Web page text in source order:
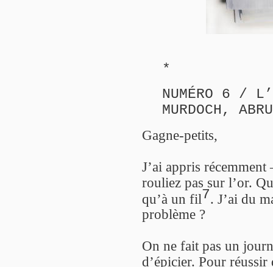
*
NUMÉRO 6 /
MURDOCH,
Gagne-petits,
J’ai appris
rouliez pas sur l’or.
qu’à un fil7. J’ai du
problème ?
On ne fait pas un
d’épicier. Pour réussir